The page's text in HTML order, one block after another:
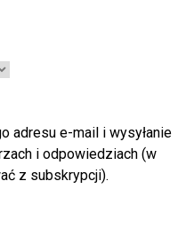
adresu e-mail i wysyłanie
i odpowiedziach (w
z subskrypcji).